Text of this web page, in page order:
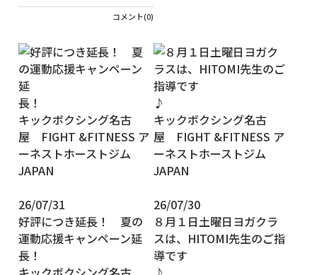
コメント(0)
26/07/31
好評につき延長！ 夏の
運動応援キャンペーン延
長！
26/07/30
８月１日土曜日ヨガクラ
スは、HITOMI先生のご指
導です